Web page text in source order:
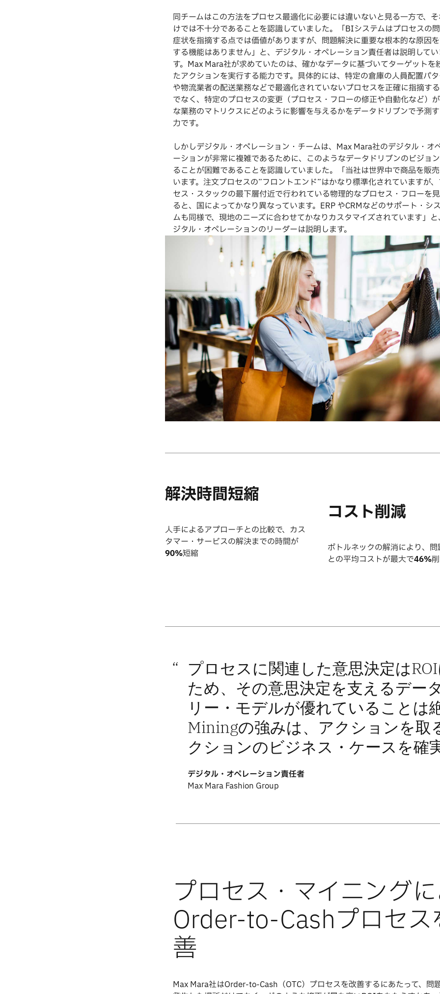
同チームはこの方法をプロセス最適化に必要には違いないと見る一方で、
けでは不十分であることを認識していました。「BIシステムはプロセスの
症状を指摘する点では価値がありますが、問題解決に重要な根本的な原因
する機能はありません」と、デジタル・オペレーション責任者は説明して
す。Max Mara社が求めていたのは、確かなデータに基づいてターゲットを
たアクションを実行する能力です。具体的には、特定の倉庫の人員配置パ
や物流業者の配送業務などで最適化されていないプロセスを正確に指摘す
でなく、特定のプロセスの変更（プロセス・フローの修正や自動化など）
な業務のマトリクスにどのように影響を与えるかをデータドリブンで予測
力です。
しかしデジタル・オペレーション・チームは、Max Mara社のデジタル・オ
ーションが非常に複雑であるために、このようなデータドリブンのビジョ
ることが困難であることを認識していました。「当社は世界中で商品を販
います。注文プロセスの”フロントエンド”はかなり標準化されていますが
セス・スタックの最下層付近で行われている物理的なプロセス・フローを
ると、国によってかなり異なっています。ERP やCRMなどのサポート・シ
ムも同様で、現地のニーズに合わせてかなりカスタマイズされています」
ジタル・オペレーションのリーダーは説明します。
解決時間短縮
人手によるアプローチとの比較で、カス
タマー・サービスの解決までの時間が
90%短縮
コスト削減
ボトルネックの解消により、
との平均コストが最大で46%
プロセスに関連した意思決定は
ため、その意思決定を支えるデー
リー・モデルが優れていることは
Miningの強みは、アクションを取
クションのビジネス・ケースを確
デジタル・オペレーション責任者
Max Mara Fashion Group
Max Mara社はOrder-to-Cash（OTC）プロセスを改善するにあたって、問